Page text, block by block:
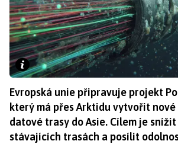
Evropská unie připravuje projekt
který má přes Arktidu vytvořit nové
datové trasy do Asie. Cílem je
stávajících trasách a posílit